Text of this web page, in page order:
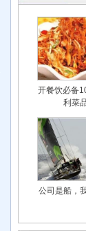
开餐饮必备
利菜
公司是船，